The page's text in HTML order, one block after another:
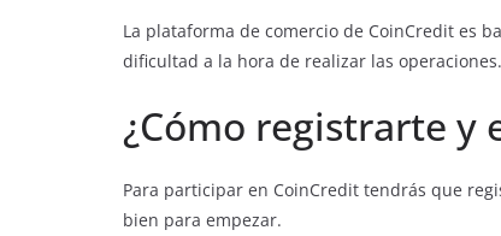
La plataforma de comercio de CoinCredit es
dificultad a la hora de realizar las operaciones.
¿Cómo registrarte y
Para participar en CoinCredit tendrás que
bien para empezar.